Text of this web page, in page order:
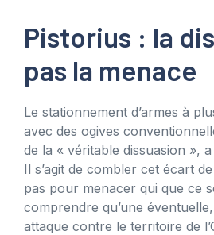
Pistorius : la
pas la menace
Le stationnement d’armes à
avec des ogives
de la « véritable dissuasion »,
Il s’agit de combler cet écart
pas pour menacer qui que ce
comprendre qu’une
attaque contre le territoire de